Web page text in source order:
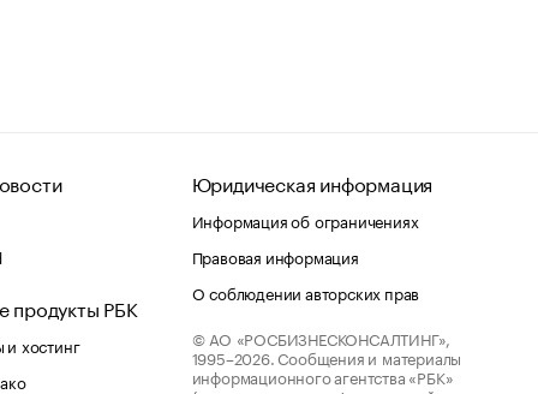
продукты РБК
хостинг
Юридическая информация
Информация об ограничениях
Правовая информация
О соблюдении авторских прав
© АО «РОСБИЗНЕСКОНСАЛТИНГ»,
1995–2026. Сообщения и материалы
информационного агентства «РБК»